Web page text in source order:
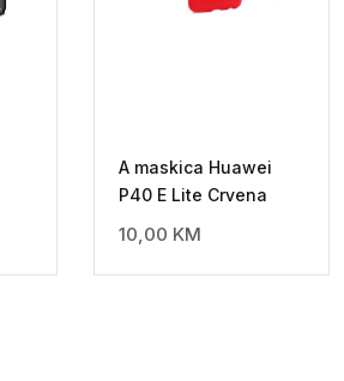
A maskica Huawei
P40 E Lite Crvena
10,00 KM